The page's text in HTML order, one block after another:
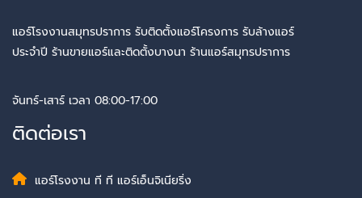
แอร์โรงงานสมุทรปราการ รับติดตั้งแอร์โครงการ รับล้างแอร์
ประจำปี ร้านขายแอร์และติดตั้งบางนา ร้านแอร์สมุทรปราการ
จันทร์-เสาร์ เวลา 08:00-17:00
ติดต่อเรา
แอร์โรงงาน ที ที แอร์เอ็นจิเนียริ่ง